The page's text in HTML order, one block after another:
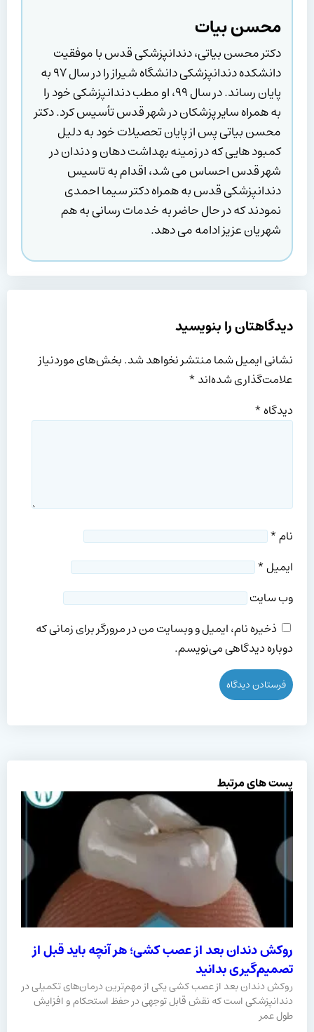
محسن بیات
دکتر محسن بیاتی، دندانپزشکی قدس با موفقیت
دانشکده دندانپزشکی دانشگاه شیراز را در سال ۹۷ به
پایان رساند. در سال ۹۹، او مطب دندانپزشکی خود را
به همراه سایر پزشکان در شهر قدس تأسیس کرد. دکتر
محسن بیاتی پس از پایان تحصیلات خود به دلیل
کمبود هایی که در زمینه بهداشت دهان و دندان در
شهر قدس احساس می شد، اقدام به تاسیس
دندانپزشکی قدس به همراه دکتر سیما احمدی
نمودند که در حال حاضر به خدمات رسانی به هم
شهریان عزیز ادامه می دهد.
دیدگاهتان را بنویسید
نشانی ایمیل شما منتشر نخواهد شد.بخش‌های موردنیاز
علامت‌گذاری شده‌اند*
دیدگاه*
نام*
ایمیل*
وب‌ سایت
ذخیره نام، ایمیل و وبسایت من در مرورگر برای زمانی که
دوباره دیدگاهی می‌نویسم.
پست های مرتبط
روکش دندان بعد از عصب کشی؛ هر آنچه باید قبل از
تصمیم‌گیری بدانید
روکش دندان بعد از عصب کشی یکی از مهم‌ترین درمان‌های تکمیلی در
دندانپزشکی است که نقش قابل توجهی در حفظ استحکام و افزایش
طول عمر